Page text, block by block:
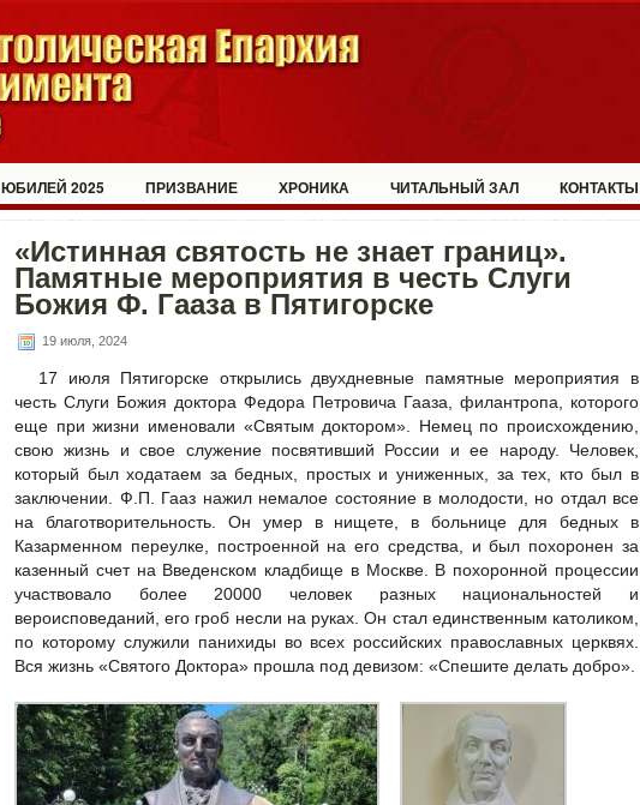
ЮБИЛЕЙ 2025 ПРИЗВАНИЕ ХРОНИКА ЧИТАЛЬНЫЙ ЗАЛ КОНТАКТЫ
«Истинная святость не знает границ».
Памятные мероприятия в честь Слуги
Божия Ф. Гааза в Пятигорске
19 июля, 2024
17 июля Пятигорске открылись двухдневные памятные мероприятия в
честь Слуги Божия доктора Федора Петровича Гааза, филантропа, которого
еще при жизни именовали «Святым доктором». Немец по происхождению,
свою жизнь и свое служение посвятивший России и ее народу. Человек,
который был ходатаем за бедных, простых и униженных, за тех, кто был в
заключении. Ф.П. Гааз нажил немалое состояние в молодости, но отдал все
на благотворительность. Он умер в нищете, в больнице для бедных в
Казарменном переулке, построенной на его средства, и был похоронен за
казенный счет на Введенском кладбище в Москве. В похоронной процессии
участвовало более 20000 человек разных национальностей и
вероисповеданий, его гроб несли на руках. Он стал единственным католиком,
по которому служили панихиды во всех российских православных церквях.
Вся жизнь «Святого Доктора» прошла под девизом: «Спешите делать добро».